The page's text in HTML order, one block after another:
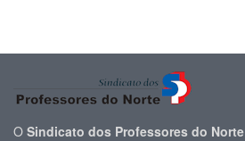
O Sindicato dos Professores do Norte